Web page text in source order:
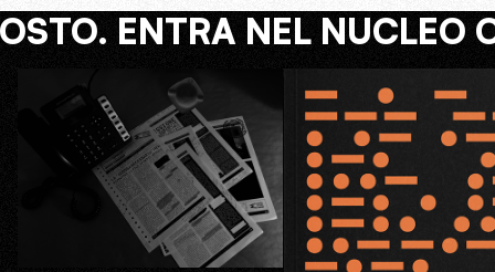
ENTRA NEL NUCLEO